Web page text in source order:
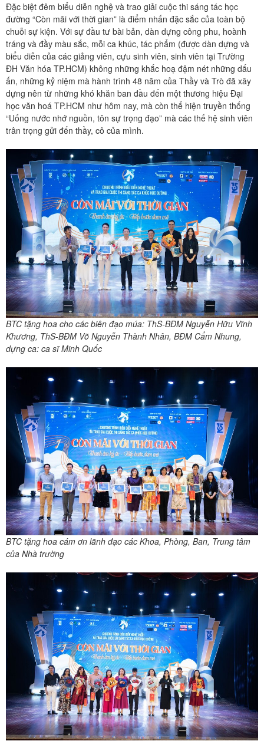
Đặc biệt đêm biểu diễn nghệ và trao giải cuộc thi sáng tác học
đường “Còn mãi với thời gian” là điểm nhấn đặc sắc của toàn bộ
chuỗi sự kiện. Với sự đầu tư bài bản, dàn dựng công phu, hoành
tráng và đầy màu sắc, mỗi ca khúc, tác phẩm (được dàn dựng và
biểu diễn của các giảng viên, cựu sinh viên, sinh viên tại Trường
ĐH Văn hóa TP.HCM) không những khắc hoạ đậm nét những dấu
ấn, những kỷ niệm mà hành trình 48 năm của Thầy và Trò đã xây
dựng nên từ những khó khăn ban đầu đến một thương hiệu Đại
học văn hoá TP.HCM như hôm nay, mà còn thể hiện truyền thống
“Uống nước nhớ nguồn, tôn sự trọng đạo” mà các thế hệ sinh viên
trân trọng gửi đến thầy, cô của mình.
BTC tặng hoa cho các biên đạo múa: ThS-BĐM Nguyễn Hữu Vĩnh
Khương, ThS-BĐM Võ Nguyễn Thành Nhân, BĐM Cẩm Nhung,
dựng ca: ca sĩ Minh Quốc
BTC tặng hoa cám ơn lãnh đạo các Khoa, Phòng, Ban, Trung tâm
của Nhà trường